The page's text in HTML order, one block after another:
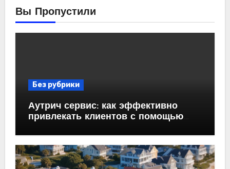
Вы Пропустили
Без рубрики
Аутрич сервис: как эффективно
привлекать клиентов с помощью